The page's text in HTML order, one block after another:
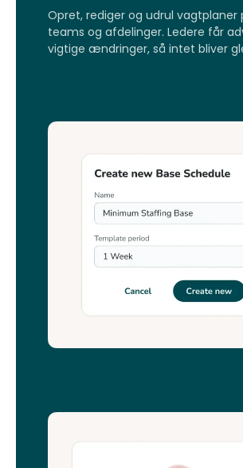
Opret, rediger og udrul
teams og afdelinger. Ledere får
vigtige ændringer, så intet bliver